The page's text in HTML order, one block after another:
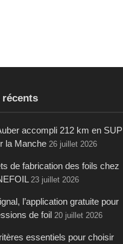
accompli 212 km en SUP
la Manche 26 juillet 2026
de fabrication des foils chez
23 juillet 2026
l’application gratuite pour
de foil 20 juillet 2026
essentiels pour choisir